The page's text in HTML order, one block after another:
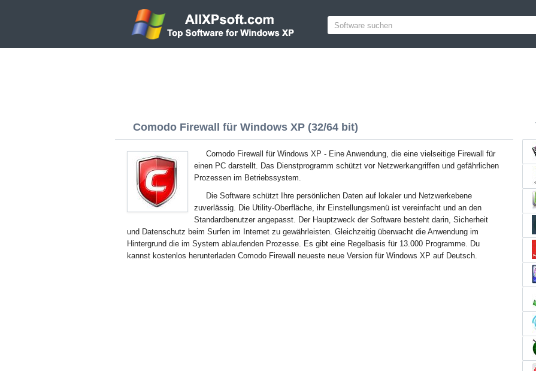
Comodo Firewall für Windows XP (32/64 bit)
Comodo Firewall für Windows XP - Eine Anwendung, die eine vielseitige Firewall für
einen PC darstellt. Das Dienstprogramm schützt vor Netzwerkangriffen und gefährlichen
Prozessen im Betriebssystem.
Die Software schützt Ihre persönlichen Daten auf lokaler und Netzwerkebene
zuverlässig. Die Utility-Oberfläche, ihr Einstellungsmenü ist vereinfacht und an den
Standardbenutzer angepasst. Der Hauptzweck der Software besteht darin, Sicherheit
und Datenschutz beim Surfen im Internet zu gewährleisten. Gleichzeitig überwacht die Anwendung im
Hintergrund die im System ablaufenden Prozesse. Es gibt eine Regelbasis für 13.000 Programme. Du
kannst kostenlos herunterladen Comodo Firewall neueste neue Version für Windows XP auf Deutsch.